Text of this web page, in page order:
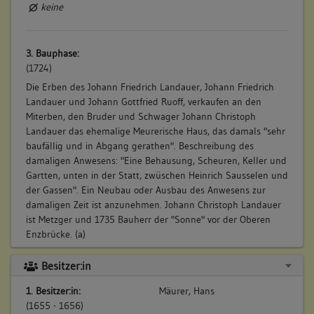
keine
3. Bauphase:
(1724)
Die Erben des Johann Friedrich Landauer, Johann Friedrich
Landauer und Johann Gottfried Ruoff, verkaufen an den
Miterben, den Bruder und Schwager Johann Christoph
Landauer das ehemalige Meurerische Haus, das damals "sehr
baufällig und in Abgang gerathen". Beschreibung des
damaligen Anwesens: "Eine Behausung, Scheuren, Keller und
Gartten, unten in der Statt, zwüschen Heinrich Sausselen und
der Gassen". Ein Neubau oder Ausbau des Anwesens zur
damaligen Zeit ist anzunehmen. Johann Christoph Landauer
ist Metzger und 1735 Bauherr der "Sonne" vor der Oberen
Enzbrücke. (a)
Betroffene Gebäudeteile:
keine
Besitzer:in
1. Besitzer:in:
(1655 - 1656)
Mäurer, Hans